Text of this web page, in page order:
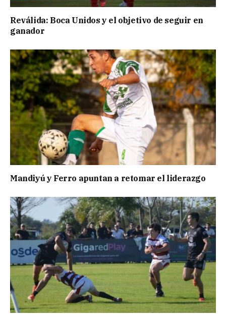
Reválida: Boca Unidos y el objetivo de seguir en
ganador
Mandiyú y Ferro apuntan a retomar el liderazgo